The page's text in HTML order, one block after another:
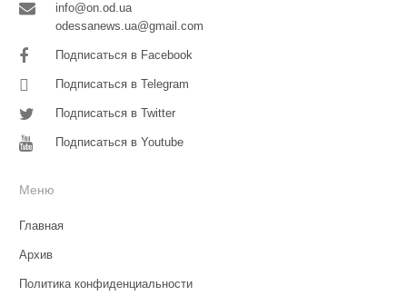
info@on.od.ua
odessanews.ua@gmail.com
Подписаться в Facebook
Подписаться в Telegram
Подписаться в Twitter
Подписаться в Youtube
Меню
Главная
Архив
Политика конфиденциальности